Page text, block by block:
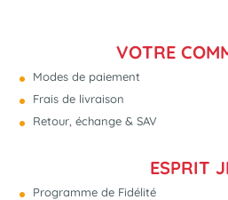
VOTRE
Modes de paiement
Frais de livraison
Retour, échange & SAV
ESPRIT
Programme de Fidélité